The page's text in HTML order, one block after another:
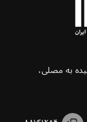
به مصلی،